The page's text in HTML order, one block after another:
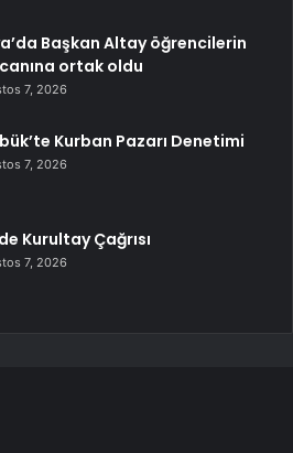
Başkan Altay öğrencilerin
ortak oldu
7, 2026
Kurban Pazarı Denetimi
7, 2026
Kurultay Çağrısı
7, 2026